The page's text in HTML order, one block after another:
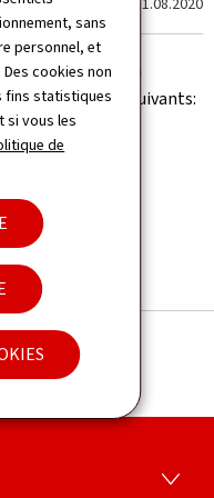
sans
personnel, et
cookies non
fins statistiques
si vous les
de
(IGSS) met à
les statistiques suivants:
- Assurance
.